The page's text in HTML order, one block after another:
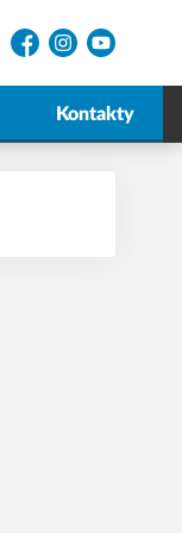
FacebookInstagramYouTube
Kontakty